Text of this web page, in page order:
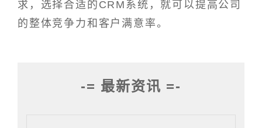
求，选择合适的CRM系统，就可以提高公司
的整体竞争力和客户满意率。
-= 最新资讯 =-